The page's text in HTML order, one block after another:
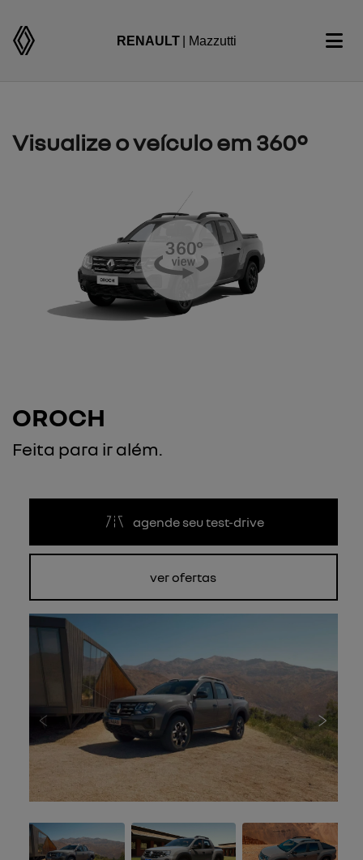
RENAULT | Mazzutti
Visualize o veículo em 360°
OROCH
Feita para ir além.
agende seu test-drive
ver ofertas
Anterior